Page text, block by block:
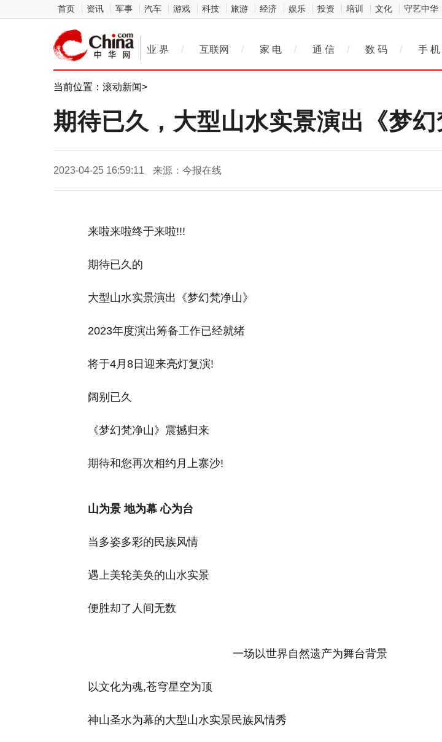
首页 资讯 军事 汽车 游戏 科技 旅游 经济 娱乐 投资 培训 文化 守艺中华
业 界 / 互联网 / 家 电 / 通 信 / 数 码 / 手 机
当前位置： 滚动新闻>
期待已久，大型山水实景演出《梦
2023-04-25 16:59:11 来源：今报在线
来啦来啦终于来啦!!!
期待已久的
大型山水实景演出《梦幻梵净山》
2023年度演出筹备工作已经就绪
将于4月8日迎来亮灯复演!
阔别已久
《梦幻梵净山》震撼归来
期待和您再次相约月上寨沙!
山为景 地为幕 心为台
当多姿多彩的民族风情
遇上美轮美奂的山水实景
便胜却了人间无数
一场以世界自然遗产为舞台背景
以文化为魂,苍穹星空为顶
神山圣水为幕的大型山水实景民族风情秀